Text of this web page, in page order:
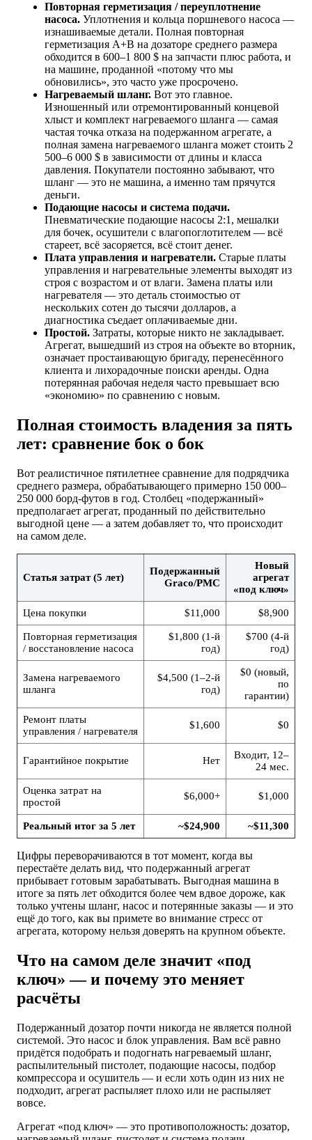
Повторная герметизация / переуплотнение
насоса. Уплотнения и кольца поршневого насоса —
изнашиваемые детали. Полная повторная
герметизация A+B на дозаторе среднего размера
обходится в 600–1 800 $ на запчасти плюс работа, и
на машине, проданной «потому что мы
обновились», это часто уже просрочено.
Нагреваемый шланг. Вот это главное.
Изношенный или отремонтированный концевой
хлыст и комплект нагреваемого шланга — самая
частая точка отказа на подержанном агрегате, а
полная замена нагреваемого шланга может стоить 2
500–6 000 $ в зависимости от длины и класса
давления. Покупатели постоянно забывают, что
шланг — это не машина, а именно там прячутся
деньги.
Подающие насосы и система подачи.
Пневматические подающие насосы 2:1, мешалки
для бочек, осушители с влагопоглотителем — всё
стареет, всё засоряется, всё стоит денег.
Плата управления и нагреватели. Старые платы
управления и нагревательные элементы выходят из
строя с возрастом и от влаги. Замена платы или
нагревателя — это деталь стоимостью от
нескольких сотен до тысячи долларов, а
диагностика съедает оплачиваемые дни.
Простой. Затраты, которые никто не закладывает.
Агрегат, вышедший из строя на объекте во вторник,
означает простаивающую бригаду, перенесённого
клиента и лихорадочные поиски аренды. Одна
потерянная рабочая неделя часто превышает всю
«экономию» по сравнению с новым.
Полная стоимость владения за пять
лет: сравнение бок о бок
Вот реалистичное пятилетнее сравнение для подрядчика
среднего размера, обрабатывающего примерно 150 000–
250 000 борд-футов в год. Столбец «подержанный»
предполагает агрегат, проданный по действительно
выгодной цене — а затем добавляет то, что происходит
на самом деле.
Статья затрат (5 лет)
Подержанный
Graco/PMC
Новый
агрегат
«под ключ»
Цена покупки $11,000 $8,900
Повторная герметизация
/ восстановление насоса
$1,800 (1-й
год)
$700 (4-й
год)
Замена нагреваемого
шланга
$4,500 (1–2-й
год)
$0 (новый,
по
гарантии)
Ремонт платы
управления / нагревателя
$1,600 $0
Гарантийное покрытие Нет
Входит, 12–
24 мес.
Оценка затрат на
простой
$6,000+ $1,000
Реальный итог за 5 лет ~$24,900 ~$11,300
Цифры переворачиваются в тот момент, когда вы
перестаёте делать вид, что подержанный агрегат
прибывает готовым зарабатывать. Выгодная машина в
итоге за пять лет обходится более чем вдвое дороже, как
только учтены шланг, насос и потерянные заказы — и это
ещё до того, как вы примете во внимание стресс от
агрегата, которому нельзя доверять на крупном объекте.
Что на самом деле значит «под
ключ» — и почему это меняет
расчёты
Подержанный дозатор почти никогда не является полной
системой. Это насос и блок управления. Вам всё равно
придётся подобрать и подогнать нагреваемый шланг,
распылительный пистолет, подающие насосы, подбор
компрессора и осушитель — и если хоть один из них не
подходит, агрегат распыляет плохо или не распыляет
вовсе.
Агрегат «под ключ» — это противоположность: дозатор,